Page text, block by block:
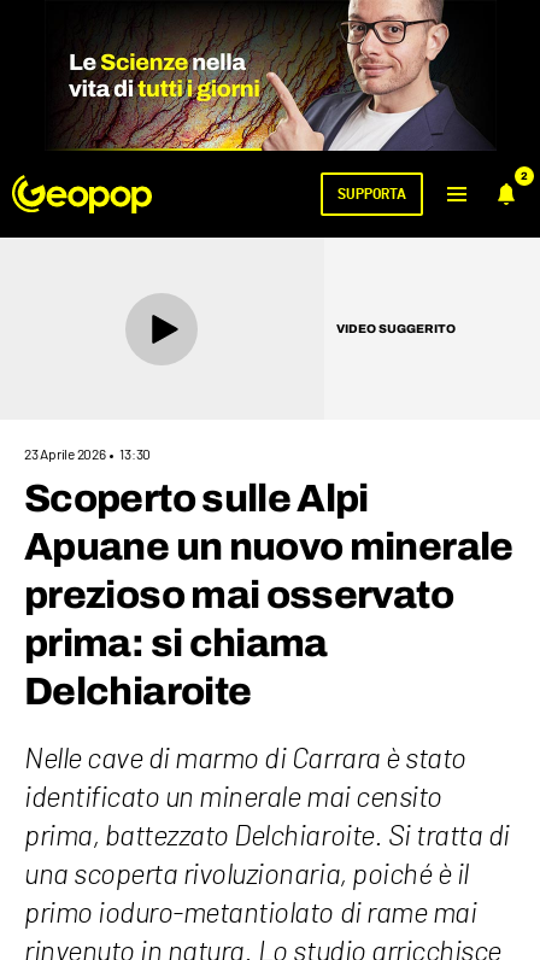
2
SUPPORTA
VIDEO SUGGERITO
23 Aprile 2026 13:30
Scoperto sulle Alpi
Apuane un nuovo minerale
prezioso mai osservato
prima: si chiama
Delchiaroite
Nelle cave di marmo di Carrara è stato
identificato un minerale mai censito
prima, battezzato Delchiaroite. Si tratta di
una scoperta rivoluzionaria, poiché è il
primo ioduro-metantiolato di rame mai
rinvenuto in natura. Lo studio arricchisce